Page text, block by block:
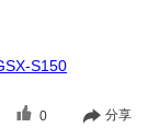
S150
0 分享